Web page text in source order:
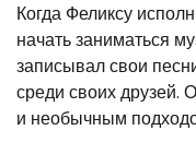
Когда Феликсу
начать заниматься
записывал свои
среди своих друзей.
и необычным